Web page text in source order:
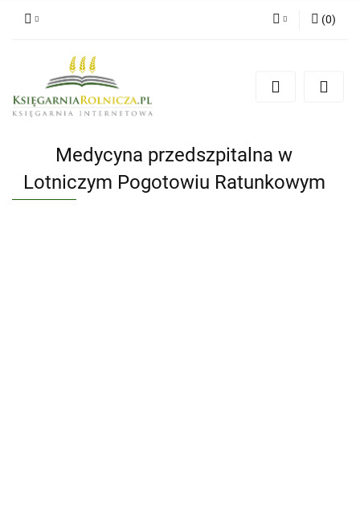
Zarejestruj się
(0)
Medycyna przedszpitalna w
Lotniczym Pogotowiu Ratunkowym